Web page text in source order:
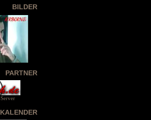
BILDER
PARTNER
KALENDER